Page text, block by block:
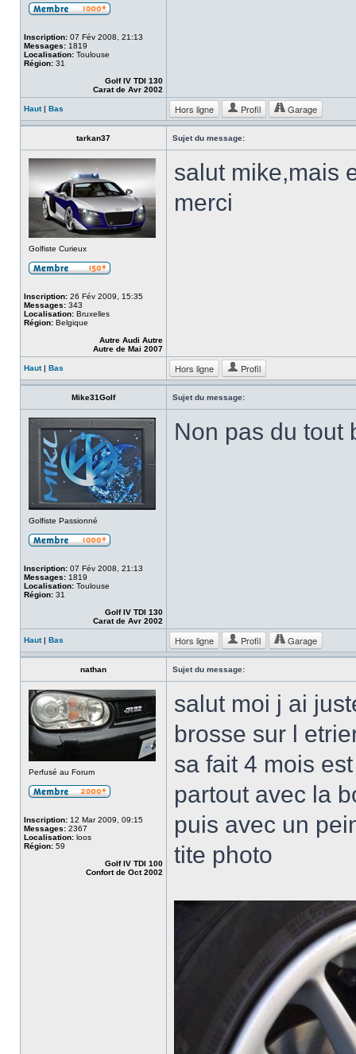
Inscription: 07 Fév 2008, 21:13
Messages: 1819
Localisation: Toulouse
Région: 31
Golf IV TDI 130
Carat de Avr 2002
Haut| Bas Hors ligne Profil Garage
tarkan37 Sujet du message:
Golfiste Curieux
Inscription: 26 Fév 2009, 15:35
Messages: 343
Localisation: Bruxelles
Région: Belgique
Autre Audi Autre
Autre de Mai 2007
salut mike,mais
merci
Haut| Bas Hors ligne Profil
Mike31Golf Sujet du message:
Golfiste Passionné
Inscription: 07 Fév 2008, 21:13
Messages: 1819
Localisation: Toulouse
Région: 31
Golf IV TDI 130
Carat de Avr 2002
Non pas du tout
Haut| Bas Hors ligne Profil Garage
nathan Sujet du message:
Perfusé au Forum
Inscription: 12 Mar 2009, 09:15
Messages: 2367
Localisation: loos
Région: 59
Golf IV TDI 100
Confort de Oct 2002
salut moi j ai
brosse sur l
sa fait 4 mois
partout avec la
puis avec un
tite photo